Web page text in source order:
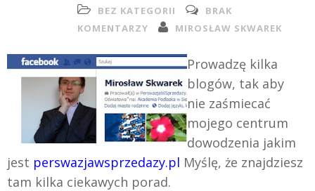
BEZ KATEGORII
BRAK
KOMENTARZY
MIROSŁAW SKWAREK
Prowadzę kilka
blogów, tak aby
nie zaśmiecać
mojego centrum
dowodzenia jakim
jest perswazjawsprzedazy.pl Myślę, że znajdziesz
tam kilka ciekawych porad.